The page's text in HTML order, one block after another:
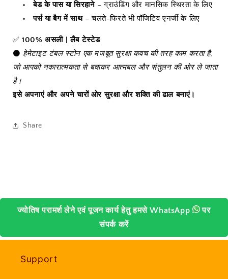
बेड के पास या सिरहाने– ग्राउंडिंग और मानसिक स्थिरता के लिए
पर्स या बैग में साथ– चलते-फिरते भी पॉजिटिव एनर्जी के लिए
✅100% असली | लैब टेस्टेड
⚫ हेमेटाइट टंबल स्टोन एक मजबूत सुरक्षा कवच की तरह काम करता है,
जो आपको नकारात्मकता से बचाकर आत्मबल और संतुलन की ओर ले जाता
है।
इसे अपनाएं और अपने चारों ओर सुरक्षा और शक्ति की ढाल बनाएं।
Share
ज्योतिष परामर्श लेने एवं पूजन कार्य हेतु हमसेWhatsApp
पर
संपर्क करें
Support